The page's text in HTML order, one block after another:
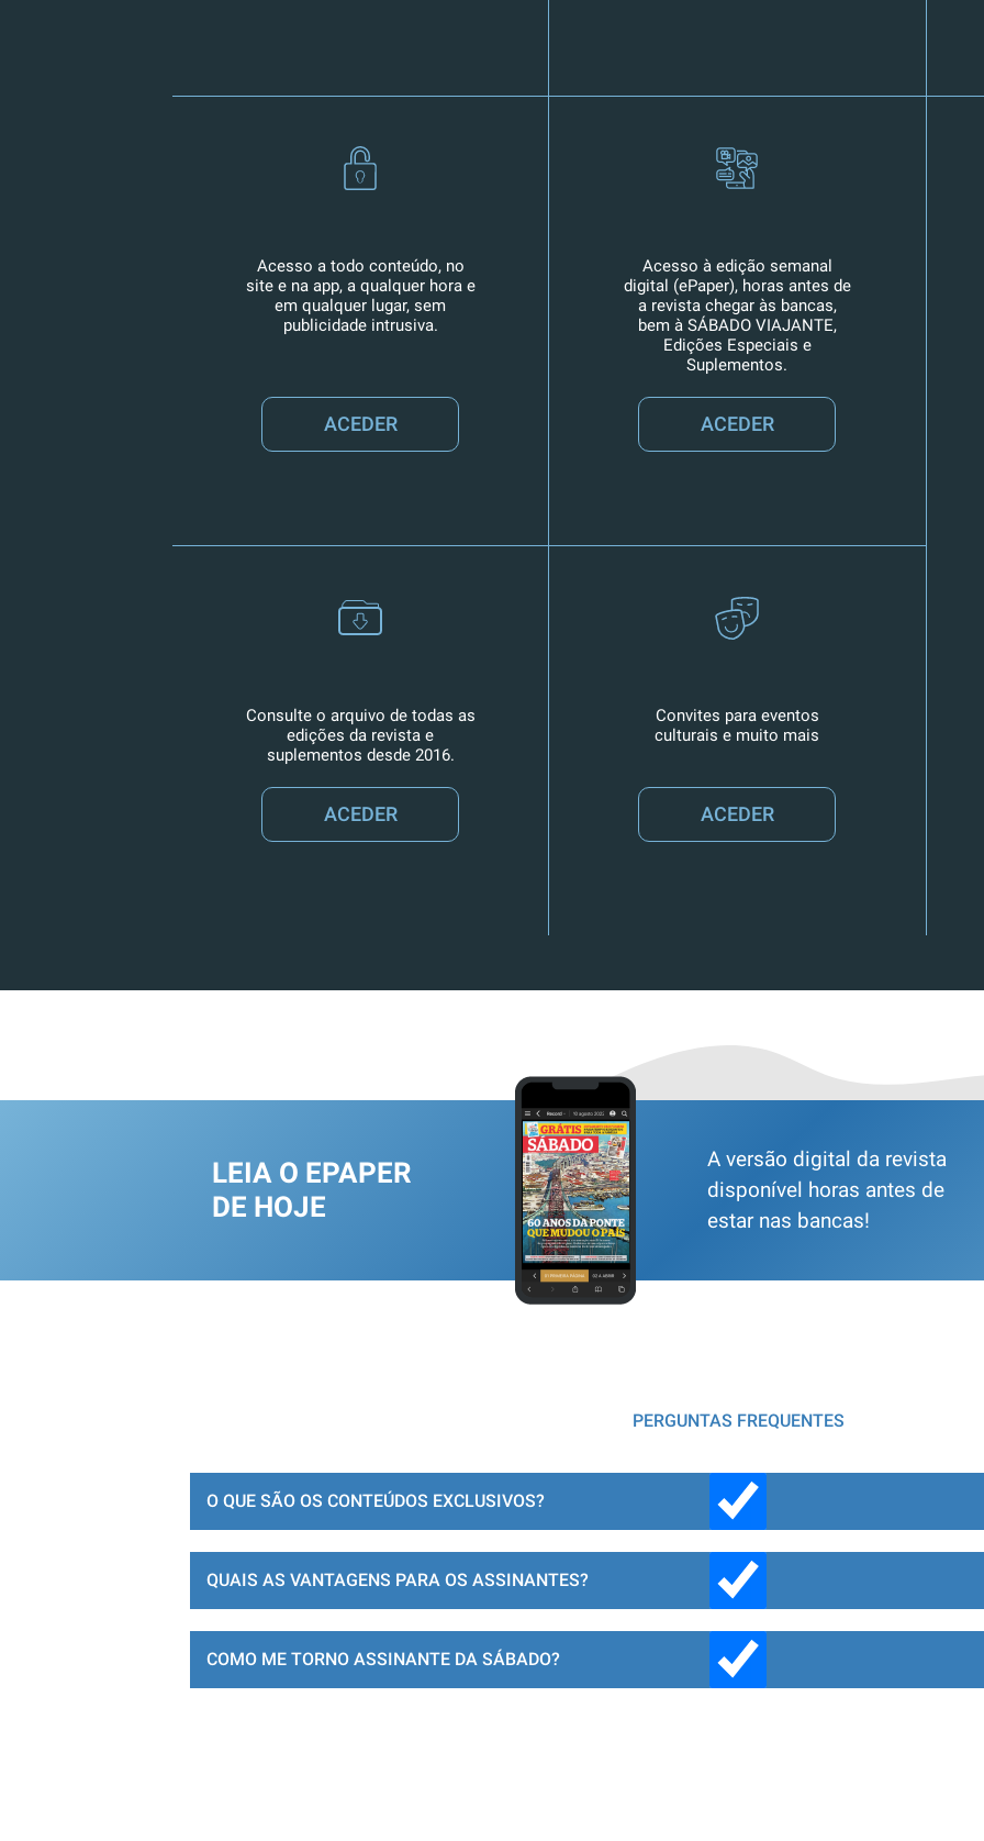
Acesso a todo conteúdo, no
site e na app, a qualquer hora e
em qualquer lugar, sem
publicidade intrusiva.
ACEDER
Acesso à edição semanal
digital (ePaper), horas antes de
a revista chegar às bancas,
bem à SÁBADO VIAJANTE,
Edições Especiais e
Suplementos.
ACEDER
Consulte o arquivo de todas as
edições da revista e
suplementos desde 2016.
ACEDER
Convites para eventos
culturais e muito mais
ACEDER
LEIA O EPAPER
DE HOJE
A versão digital da revista
disponível horas antes de
estar nas bancas!
PERGUNTAS FREQUENTES
O QUE SÃO OS CONTEÚDOS EXCLUSIVOS?
QUAIS AS VANTAGENS PARA OS ASSINANTES?
COMO ME TORNO ASSINANTE DA SÁBADO?